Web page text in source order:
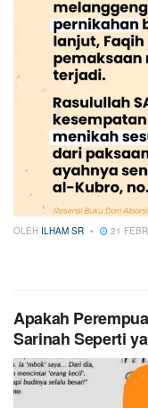
OLEH ILHAM SR 21
Apakah
Sarinah Seperti